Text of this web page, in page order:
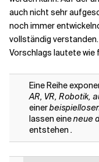
auch nicht sehr
noch immer
vollständig
Vorschlags lautete wie
Eine Reihe
AR, VR, Robotik,
einer
lassen eineneue
entstehen .